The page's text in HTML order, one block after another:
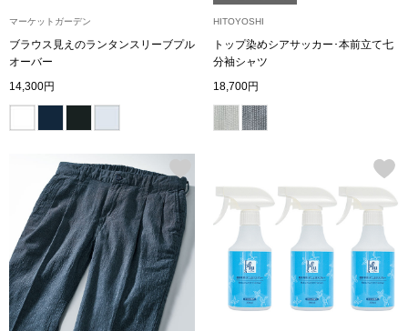
BOGARD 最新号はこちら
ランド
デニム
ルーム･アン
ルームウェア
アンダーウェア
マーケットガーデン
ブラウス見えのランタンスリーブプル
オーバー
14,300円
HITOYOSHI
トップ染めシアサッカー･本前立て七
分袖シャツ
18,700円